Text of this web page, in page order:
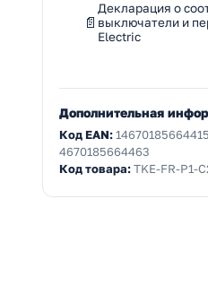
Декларация о
выключатели и
Electric
Дополнительная
Код EAN:
4670185664463
Код товара:TKE-FR-P1-